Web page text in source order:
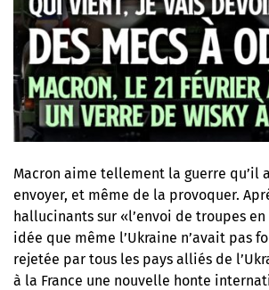
Macron aime tellement la guerre qu’il
envoyer, et même de la provoquer.
hallucinants sur «l’envoi de troupes
idée que même l’Ukraine n’avait pas
rejetée par tous les pays alliés de
à la France une nouvelle honte